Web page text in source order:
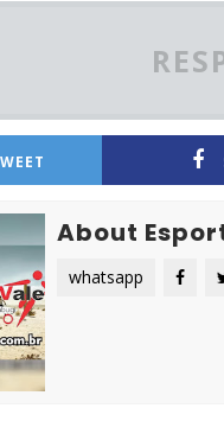
About
whatsapp